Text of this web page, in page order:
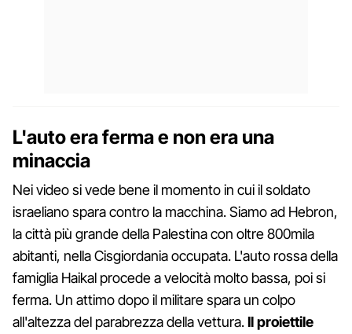
L'auto era ferma e non era una
minaccia
Nei video si vede bene il momento in cui il soldato
israeliano spara contro la macchina. Siamo ad Hebron,
la città più grande della Palestina con oltre 800mila
abitanti, nella Cisgiordania occupata. L'auto rossa della
famiglia Haikal procede a velocità molto bassa, poi si
ferma. Un attimo dopo il militare spara un colpo
all'altezza del parabrezza della vettura.Il proiettile